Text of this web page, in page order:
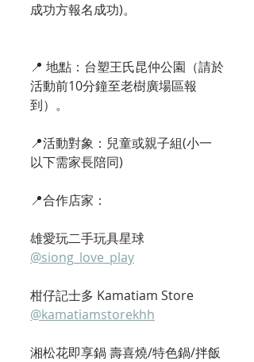
成功方報名成功)。
📍 地點：台塑王氏昆仲公園（請於
活動前10分鐘至老樹廣場區報
到）。
📍活動對象：兒童或親子組(小一
以下需家長陪同)
📍合作店家：
雄愛玩二手玩具星球
@siong_love_play
柑仔記士多 Kamatiam Store
@kamatiamstorekhh
湘松花即享鍋 壽喜燒/特色鍋/拌飯